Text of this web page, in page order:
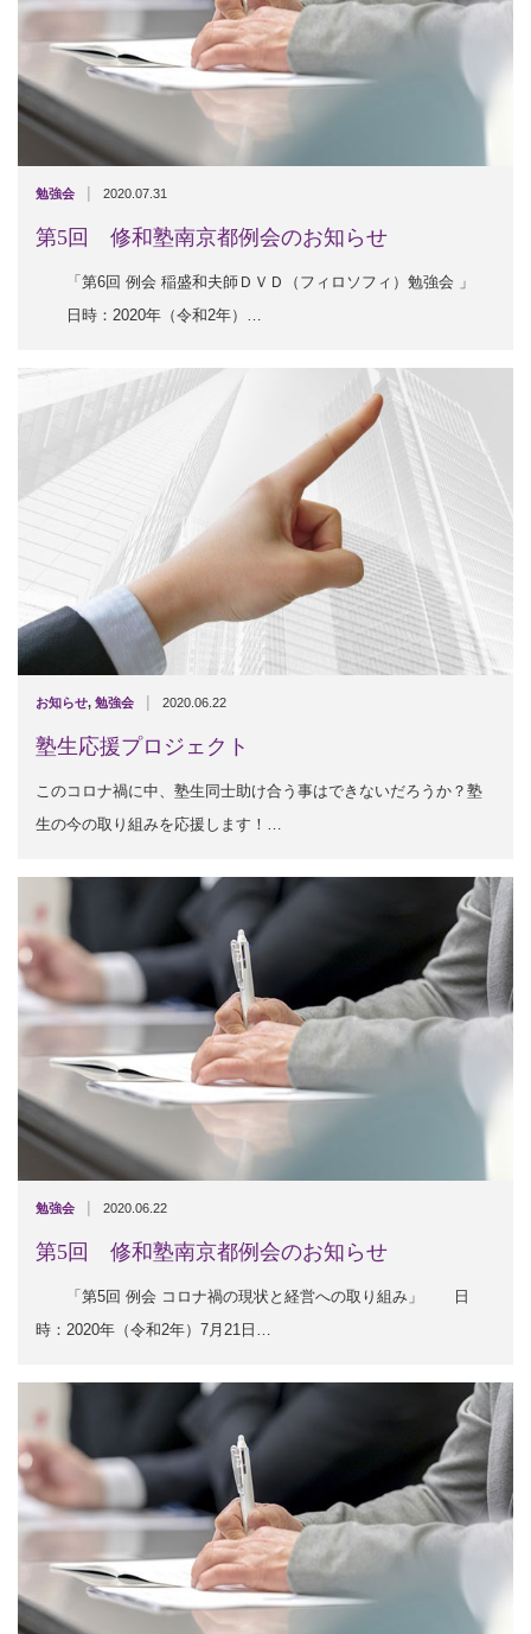
勉強会 | 2020.07.31
第5回 修和塾南京都例会のお知らせ
「第6回 例会 稲盛和夫師ＤＶＤ（フィロソフィ）勉強会 」
日時：2020年（令和2年）…
お知らせ, 勉強会 | 2020.06.22
塾生応援プロジェクト
このコロナ禍に中、塾生同士助け合う事はできないだろうか？塾
生の今の取り組みを応援します！…
勉強会 | 2020.06.22
第5回 修和塾南京都例会のお知らせ
「第5回 例会 コロナ禍の現状と経営への取り組み」 日
時：2020年（令和2年）7月21日…